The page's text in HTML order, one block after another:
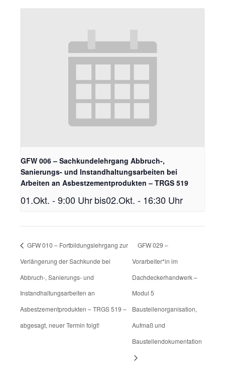
GFW 006 – Sachkundelehrgang Abbruch-,
Sanierungs- und Instandhaltungsarbeiten bei
Arbeiten an Asbestzementprodukten – TRGS 519
01.Okt. - 9:00 Uhrbis02.Okt. - 16:30 Uhr
GFW 010 – Fortbildungslehrgang zur
Verlängerung der Sachkunde bei
Abbruch-, Sanierungs- und
Instandhaltungsarbeiten an
Asbestzementprodukten – TRGS 519 –
abgesagt, neuer Termin folgt!
GFW 029 –
Vorarbeiter*in im
Dachdeckerhandwerk –
Modul 5
Baustellenorganisation,
Aufmaß und
Baustellendokumentation